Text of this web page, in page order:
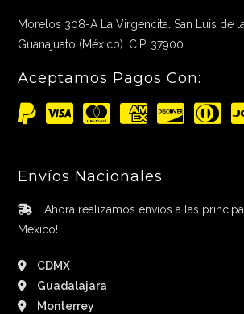
Morelos 308-A La Virgencita. San Luis de la
Guanajuato (México). C.P. 37900
Aceptamos Pagos Con:
Envíos Nacionales
¡Ahora realizamos envíos a las
México!
CDMX
Guadalajara
Monterrey